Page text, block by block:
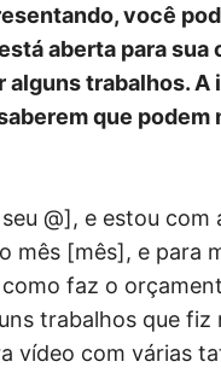
você
aberta para sua
alguns trabalhos. A
que podem
@], e estou com
mês [mês], e para
faz o
trabalhos que fiz
vídeo com várias